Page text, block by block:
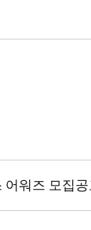
어워즈 모집